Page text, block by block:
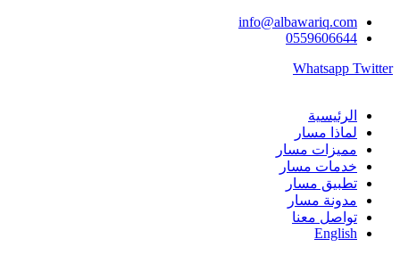
Skip
info@albawariq.com
0559606644
Whatsapp Twitter
الرئيسية
لماذا مسار
مميزات مسار
خدمات مسار
تطبيق مسار
مدونة مسار
تواصل معنا
English